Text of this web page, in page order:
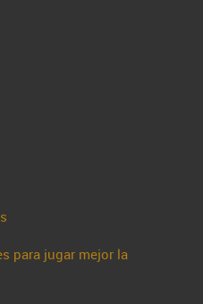
para jugar mejor la